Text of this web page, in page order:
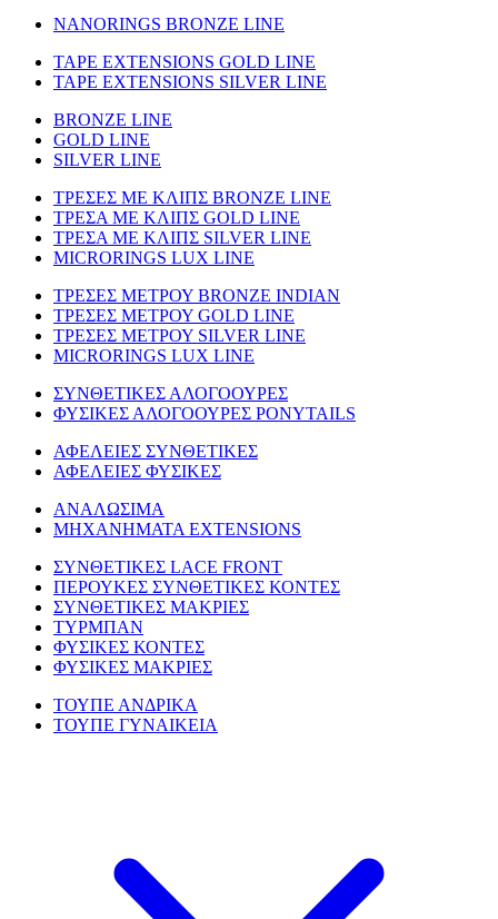
NANORINGS BRONZE LINE
TAPE EXTENSIONS GOLD LINE
TAPE EXTENSIONS SILVER LINE
BRONZE LINE
GOLD LINE
SILVER LINE
ΤΡΕΣΕΣ ΜΕ ΚΛΙΠΣ BRONZE LINE
ΤΡΕΣΑ ΜΕ ΚΛΙΠΣ GOLD LINE
ΤΡΕΣΑ ΜΕ ΚΛΙΠΣ SILVER LINE
MICRORINGS LUX LINE
TΡΕΣΕΣ ΜΕΤΡΟΥ BRONZE INDIAN
ΤΡΕΣΕΣ ΜΕΤΡΟΥ GOLD LINE
ΤΡΕΣΕΣ ΜΕΤΡΟΥ SILVER LINE
MICRORINGS LUX LINE
ΣΥΝΘΕΤΙΚΕΣ ΑΛΟΓΟΟΥΡΕΣ
ΦΥΣΙΚΕΣ ΑΛΟΓΟΟΥΡΕΣ PONYTAILS
ΑΦΕΛΕΙΕΣ ΣΥΝΘΕΤΙΚΕΣ
ΑΦΕΛΕΙΕΣ ΦΥΣΙΚΕΣ
ΑΝΑΛΩΣΙΜΑ
ΜΗΧΑΝΗΜΑΤΑ EXTENSIONS
ΣΥΝΘΕΤΙΚΕΣ LACE FRONT
ΠΕΡΟΥΚΕΣ ΣΥΝΘΕΤΙΚΕΣ ΚΟΝΤΕΣ
ΣΥΝΘΕΤΙΚΕΣ ΜΑΚΡΙΕΣ
ΤΥΡΜΠΑΝ
ΦΥΣΙΚΕΣ ΚΟΝΤΕΣ
ΦΥΣΙΚΕΣ ΜΑΚΡΙΕΣ
ΤΟΥΠΕ ΑΝΔΡΙΚΑ
ΤΟΥΠΕ ΓΥΝΑΙΚΕΙΑ